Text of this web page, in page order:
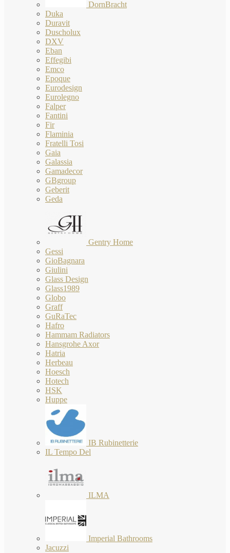
DornBracht
Duka
Duravit
Duscholux
DXV
Eban
Effegibi
Emco
Epoque
Eurodesign
Eurolegno
Falper
Fantini
Fir
Flaminia
Fratelli Tosi
Gaia
Galassia
Gamadecor
GBgroup
Geberit
Geda
Gentry Home
Gessi
GioBagnara
Giulini
Glass Design
Glass1989
Globo
Graff
GuRaTec
Hafro
Hammam Radiators
Hansgrohe Axor
Hatria
Herbeau
Hoesch
Hotech
HSK
Huppe
IB Rubinetterie
IL Tempo Del
ILMA
Imperial Bathrooms
Jacuzzi